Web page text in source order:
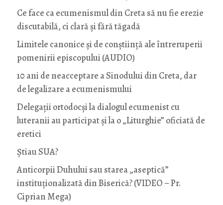
Ce face ca ecumenismul din Creta să nu fie erezie
discutabilă, ci clară și fără tăgadă
Limitele canonice și de conștiință ale întreruperii
pomenirii episcopului (AUDIO)
10 ani de neacceptare a Sinodului din Creta, dar
de legalizare a ecumenismului
Delegații ortodocși la dialogul ecumenist cu
luteranii au participat și la o „Liturghie” oficiată de
eretici
Știau SUA?
Anticorpii Duhului sau starea „aseptică”
instituționalizată din Biserică? (VIDEO – Pr.
Ciprian Mega)